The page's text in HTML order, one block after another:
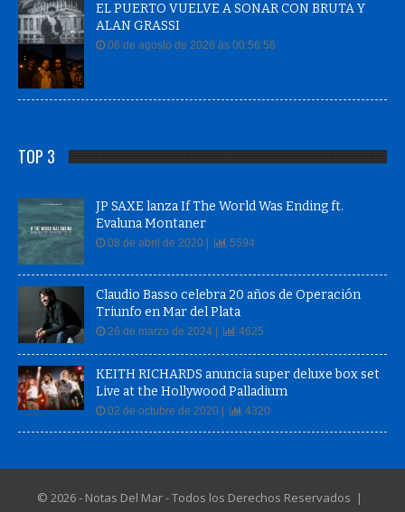
EL PUERTO VUELVE A SONAR CON BRUTA Y
ALAN GRASSI
06 de agosto de 2026 às 00:56:58
TOP 3
JP SAXE lanza If The World Was Ending ft.
Evaluna Montaner
08 de abril de 2020 | 5594
Claudio Basso celebra 20 años de Operación
Triunfo en Mar del Plata
26 de marzo de 2024 | 4625
KEITH RICHARDS anuncia super deluxe box set
Live at the Hollywood Palladium
02 de octubre de 2020 | 4320
© 2026 - Notas Del Mar - Todos los Derechos Reservados |